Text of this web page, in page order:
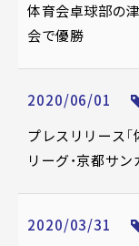
体育会卓球部の
会で優勝
2020/06/01
プレスリリース
リーグ・京都サ
2020/03/31